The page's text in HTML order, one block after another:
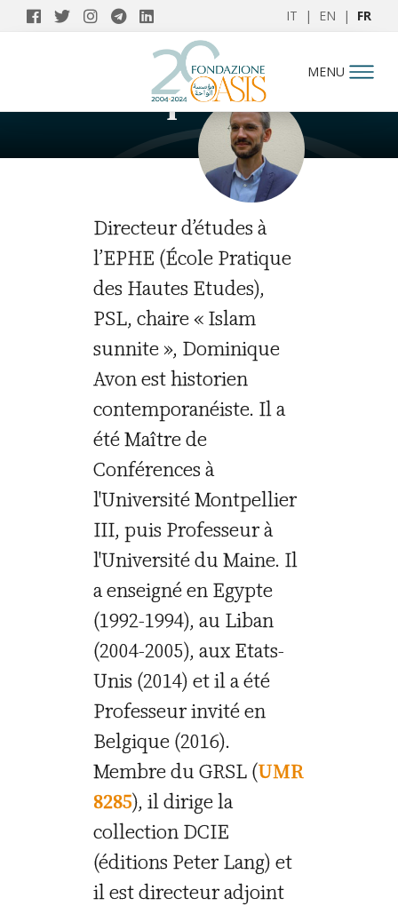
IT | EN | FR
MENU
Dominique Avon
Directeur d’études à
l’EPHE (École Pratique
des Hautes Etudes),
PSL, chaire « Islam
sunnite », Dominique
Avon est historien
contemporanéiste. Il a
été Maître de
Conférences à
l'Université Montpellier
III, puis Professeur à
l'Université du Maine. Il
a enseigné en Egypte
(1992-1994), au Liban
(2004-2005), aux Etats-
Unis (2014) et il a été
Professeur invité en
Belgique (2016).
Membre du GRSL (UMR
8285), il dirige la
collection DCIE
(éditions Peter Lang) et
il est directeur adjoint